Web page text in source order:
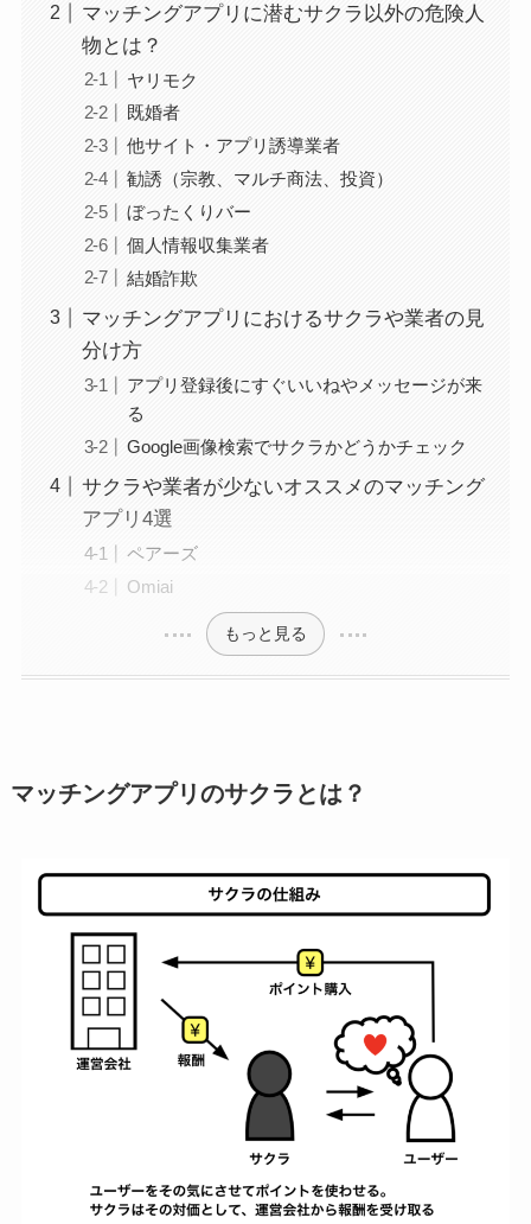
マッチングアプリに潜むサクラ以外の危険人
物とは？
ヤリモク
既婚者
他サイト・アプリ誘導業者
勧誘（宗教、マルチ商法、投資）
ぼったくりバー
個人情報収集業者
結婚詐欺
マッチングアプリにおけるサクラや業者の見
分け方
アプリ登録後にすぐいいねやメッセージが来
る
Google画像検索でサクラかどうかチェック
サクラや業者が少ないオススメのマッチング
アプリ4選
ペアーズ
Omiai
もっと見る
マッチングアプリのサクラとは？